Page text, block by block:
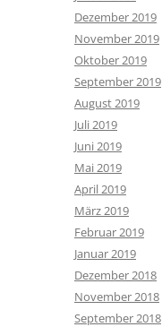
Dezember 2019
November 2019
Oktober 2019
September 2019
August 2019
Juli 2019
Juni 2019
Mai 2019
April 2019
März 2019
Februar 2019
Januar 2019
Dezember 2018
November 2018
September 2018